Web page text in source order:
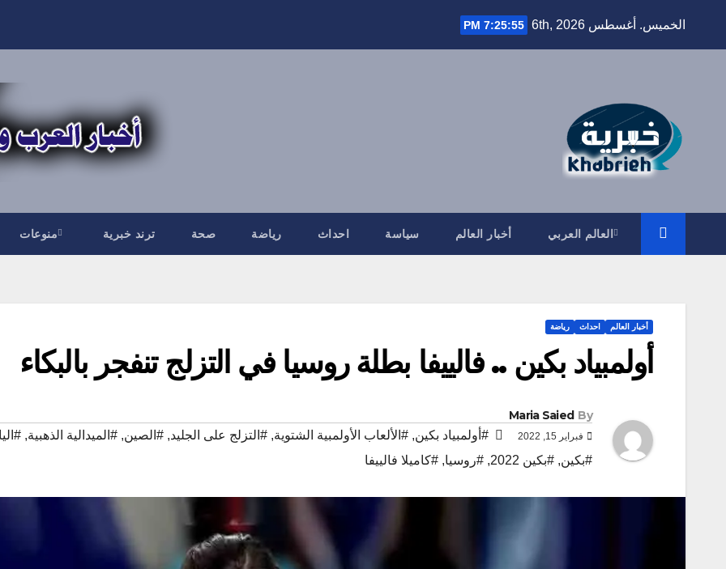
الخميس. أغسطس 6th, 2026 7:25:56 PM
العالم العربي أخبار العالم سياسة احداث رياضة صحة ترند خبرية منوعات
أخبار العالم احداث رياضة
أولمبياد بكين .. فالييفا بطلة روسيا في التزلج تنفجر بالبكاء
By
Maria Saied
فبراير 15, 2022 #أولمبياد بكين, #الألعاب الأولمبية الشتوية, #التزلج على الجليد, #الصين, #الميدالية الذهبية,
#بكين, #بكين 2022 , #روسيا, #كاميلا فالييفا